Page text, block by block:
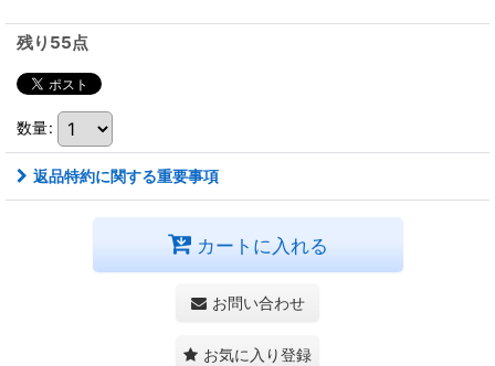
残り55点
数量:
返品特約に関する重要事項
カートに入れる
お問い合わせ
お気に入り登録